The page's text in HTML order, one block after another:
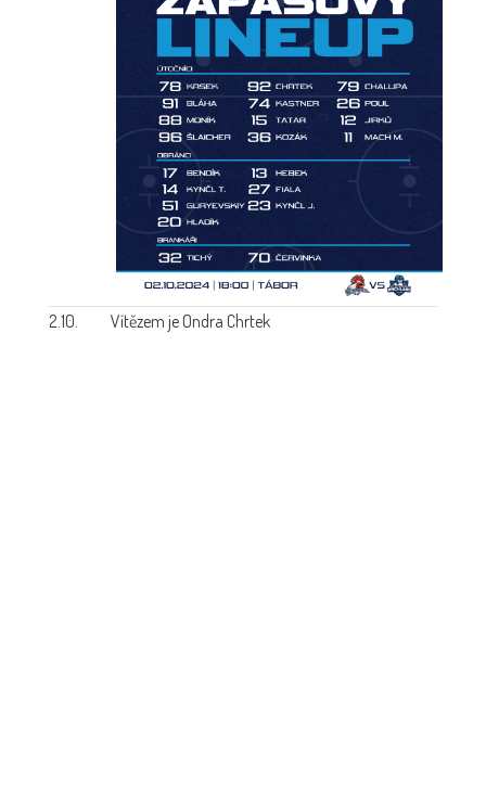
2.10. Vítězem je Ondra Chrtek